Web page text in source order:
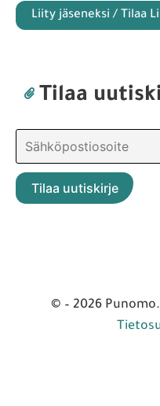
Liity jäseneksi / Tilaa
Tilaa
© – 2026